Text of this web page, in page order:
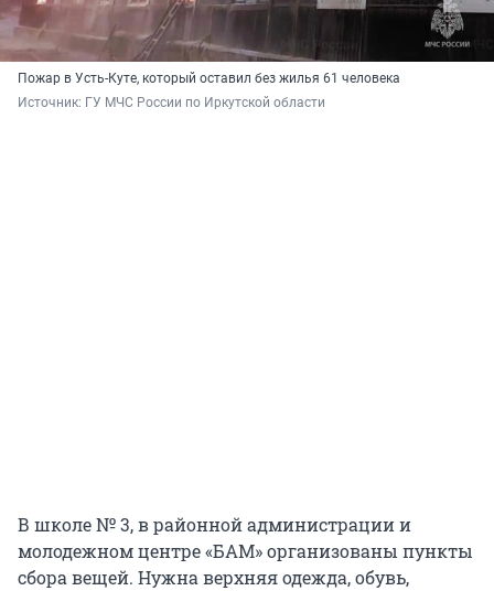
Пожар в Усть-Куте, который оставил без жилья 61 человека
Источник: ГУ МЧС России по Иркутской области
В школе № 3, в районной администрации и
молодежном центре «БАМ» организованы пункты
сбора вещей. Нужна верхняя одежда, обувь,